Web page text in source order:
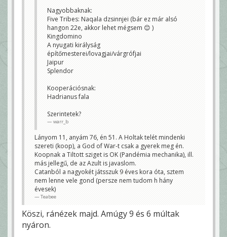
Nagyobbaknak:
Five Tribes: Naqala dzsinnjei (bár ez már alsó
hangon 22e, akkor lehet mégsem 😊 )
Kingdomino
A nyugati királyság
építőmesterei/lovagjai/várgrófjai
Jaipur
Splendor
Kooperációsnak:
Hadrianus fala
Szerintetek?
warr_b
Lányom 11, anyám 76, én 51. A Holtak telét mindenki
szereti (koop), a God of War-t csak a gyerek meg én.
Koopnak a Tiltott sziget is OK (Pandémia mechanika), ill.
más jellegű, de az Azult is javaslom.
Catanból a nagyokét játsszuk 9 éves kora óta, sztem
nem lenne vele gond (persze nem tudom h hány
évesek)
Teabee
Köszi, ránézek majd. Amúgy 9 és 6 múltak
nyáron.